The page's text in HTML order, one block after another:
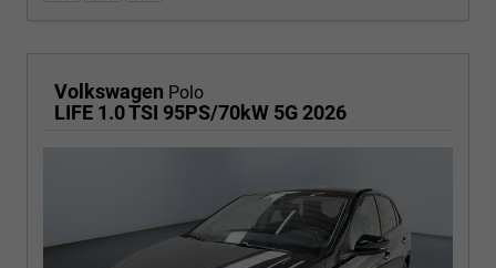
Volkswagen Polo
LIFE 1.0 TSI 95PS/70kW 5G 2026